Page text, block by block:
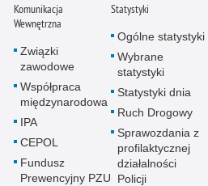
Komunikacja
Wewnętrzna
Związki
zawodowe
Współpraca
międzynarodowa
IPA
CEPOL
Fundusz
Prewencyjny PZU
Statystyki
Ogólne statystyki
Wybrane
statystyki
Statystyki dnia
Ruch Drogowy
Sprawozdania z
profilaktycznej
działalności
Policji